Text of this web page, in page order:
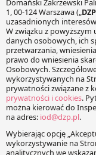
Twój adres e-mail
pola są oznaczone
Wiadomość